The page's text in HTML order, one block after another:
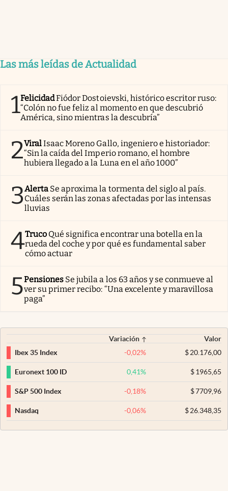
Las más leídas de Actualidad
1FelicidadFiódor Dostoievski, histórico escritor ruso:
“Colón no fue feliz al momento en que descubrió
América, sino mientras la descubría”
2ViralIsaac Moreno Gallo, ingeniero e historiador:
“Sin la caída del Imperio romano, el hombre
hubiera llegado a la Luna en el año 1000”
3Alerta Se aproxima la tormenta del siglo al país.
Cuáles serán las zonas afectadas por las intensas
lluvias
4Truco Qué significa encontrar una botella en la
rueda del coche y por qué es fundamental saber
cómo actuar
5Pensiones Se jubila a los 63 años y se conmueve al
ver su primer recibo: “Una excelente y maravillosa
paga”
Variación
Valor
Ibex 35 Index
-0,02% $20.176,00
Euronext 100 ID 0,41% $1965,65
S&P 500 Index -0,18% $7709,96
Nasdaq -0,06% $26.348,35